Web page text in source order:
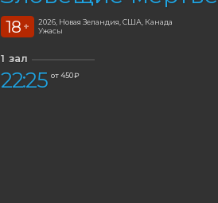
18 +
2026, Новая Зеландия, США, Канада
Ужасы
1 зал
22:25 от 450 ₽